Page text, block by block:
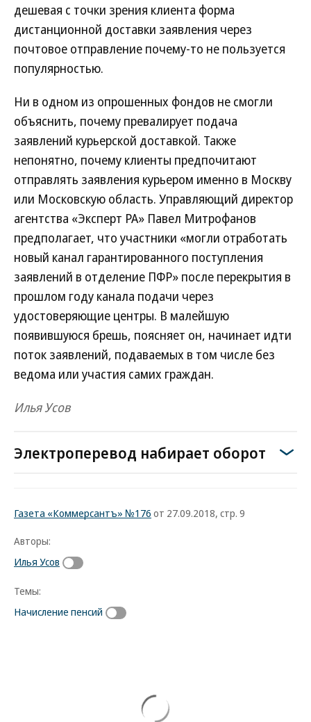
дешевая с точки зрения клиента форма
дистанционной доставки заявления через
почтовое отправление почему-то не пользуется
популярностью.
Ни в одном из опрошенных фондов не смогли
объяснить, почему превалирует подача
заявлений курьерской доставкой. Также
непонятно, почему клиенты предпочитают
отправлять заявления курьером именно в Москву
или Московскую область. Управляющий директор
агентства «Эксперт РА» Павел Митрофанов
предполагает, что участники «могли отработать
новый канал гарантированного поступления
заявлений в отделение ПФР» после перекрытия в
прошлом году канала подачи через
удостоверяющие центры. В малейшую
появившуюся брешь, поясняет он, начинает идти
поток заявлений, подаваемых в том числе без
ведома или участия самих граждан.
Илья Усов
Электроперевод набирает оборот
Газета «Коммерсантъ» №176 от 27.09.2018, стр. 9
Авторы:
Илья Усов
Темы:
Начисление пенсий